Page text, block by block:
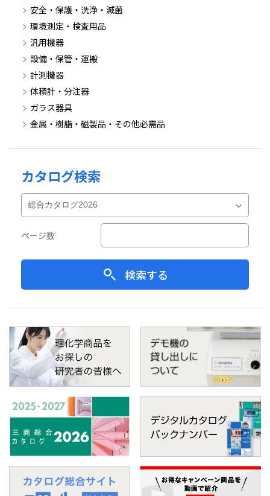
安全・保護・洗浄・滅菌
環境測定・検査用品
汎用機器
設備・保管・運搬
計測機器
体積計・分注器
ガラス器具
金属・樹脂・磁製品・その他必需品
カタログ検索
ページ数
検索する